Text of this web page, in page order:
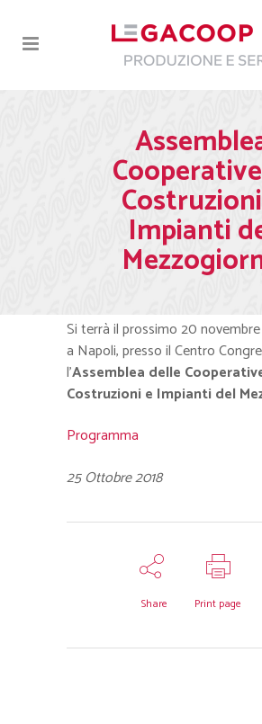
Impianti
Si terrà il prossimo 20
a Napoli, presso il Centro
l’Assemblea delle
Costruzioni e Impianti del
Programma
25 Ottobre 2018
Share Print page